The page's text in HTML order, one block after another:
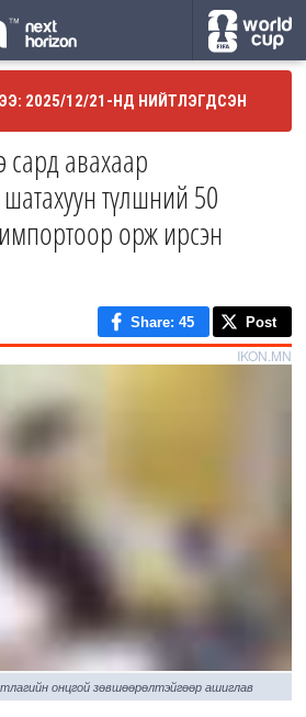
2025/12/21-НД НИЙТЛЭГДСЭН
авахаар
түлшний 50
орж ирсэн
Share: 45 Post
IKON.MN
онцгой зөвшөөрөлтэйгөөр ашиглав